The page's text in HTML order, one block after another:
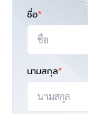
ชื่อ*
นามสกุล*